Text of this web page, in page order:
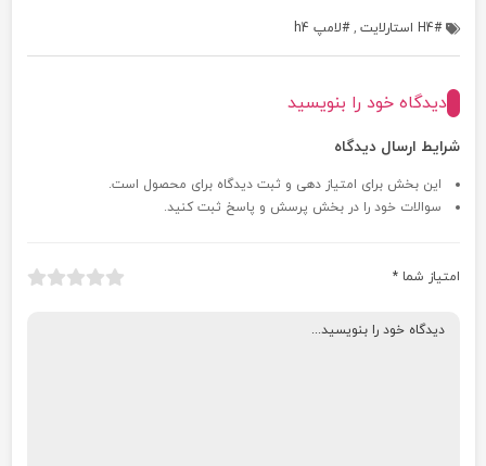
H4 استارلایت , لامپ h4
دیدگاه خود را بنویسید
شرایط ارسال دیدگاه
این بخش برای امتیاز دهی و ثبت دیدگاه برای محصول است.
سوالات خود را در بخش پرسش و پاسخ ثبت کنید.
امتیاز شما*